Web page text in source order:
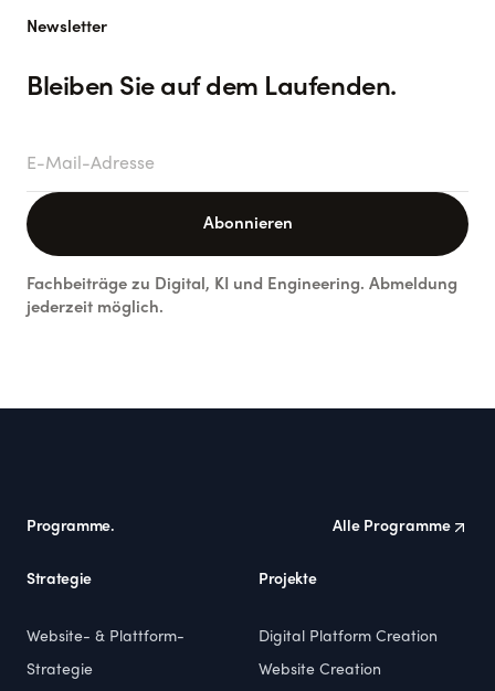
Newsletter
Bleiben Sie auf dem Laufenden.
E-Mail-Adresse
Abonnieren
Fachbeiträge zu Digital, KI und Engineering. Abmeldung
jederzeit möglich.
Programme. Alle Programme
Strategie
Website- & Plattform-
Strategie
Projekte
Digital Platform Creation
Website Creation